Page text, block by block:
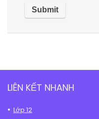
LIÊN KẾT NHANH
Lớp 12